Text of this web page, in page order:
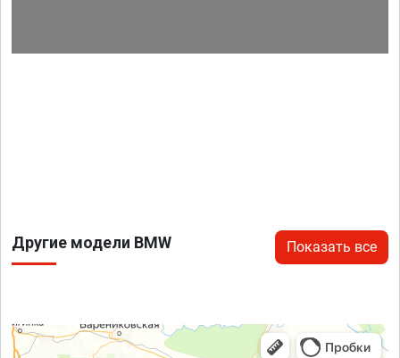
Другие модели BMW Показать все